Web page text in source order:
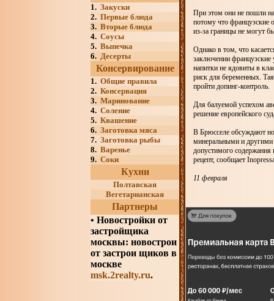
1. Закуски
2. Первые блюда
3. Вторые блюда
4. Соусы
5. Выпечка
6. Десерты
Консервирование
1. Общие правила
2. Консервация
3. Маринование
4. Соление
5. Квашение
6. Заготовка мяса
7. Заготовка рыбы
8. Варенье
9. Соки
Кухни
Полтавская
Вегетарианская
Партнеры
• Новостройки от
застройщика
москвы: новострои
от застрои щиков в
москве
msk.2realty.ru.
При этом они не пошли
потому что французские
из-за границы не могут
Однако в том, что
заключении
напитки не ядовиты в
риск для беременных.
пройти допинг-контроль.
Для балуемой успехом
решение европейского
В Брюсселе обсуждают
минеральными и другими
допустимого
рецепт, сообщает
11 февраля